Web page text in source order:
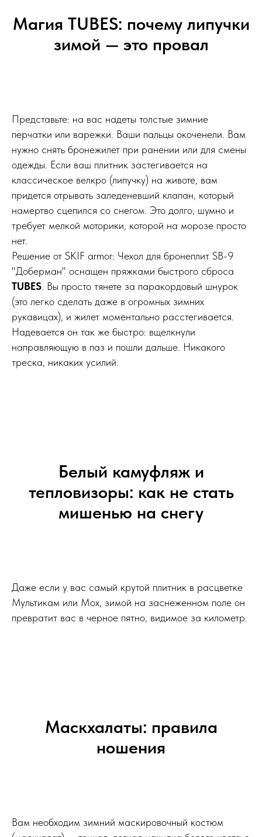
Магия TUBES: почему липучки
зимой — это провал
Представьте: на вас надеты толстые зимние
перчатки или варежки. Ваши пальцы окоченели. Вам
нужно снять бронежилет при ранении или для смены
одежды. Если ваш плитник застегивается на
классическое велкро (липучку) на животе, вам
придется отрывать заледеневший клапан, который
намертво сцепился со снегом. Это долго, шумно и
требует мелкой моторики, которой на морозе просто
нет.
Решение от SKIF armor: Чехол для бронеплит SB-9
"Доберман" оснащен пряжками быстрого сброса
TUBES . Вы просто тянете за паракордовый шнурок
(это легко сделать даже в огромных зимних
рукавицах), и жилет моментально расстегивается.
Надевается он так же быстро: вщелкнули
направляющую в паз и пошли дальше. Никакого
треска, никаких усилий.
Белый камуфляж и
тепловизоры: как не стать
мишенью на снегу
Даже если у вас самый крутой плитник в расцветке
Мультикам или Мох, зимой на заснеженном поле он
превратит вас в черное пятно, видимое за километр.
Маскхалаты: правила
ношения
Вам необходим зимний маскировочный костюм